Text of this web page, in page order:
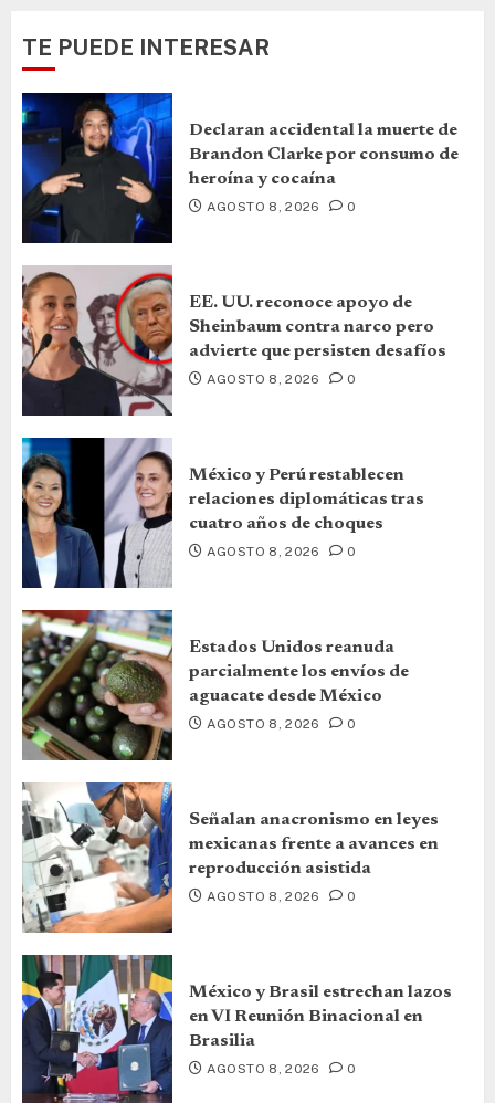
TE PUEDE INTERESAR
Declaran accidental la muerte de
Brandon Clarke por consumo de
heroína y cocaína
AGOSTO 8, 2026 0
EE. UU. reconoce apoyo de
Sheinbaum contra narco pero
advierte que persisten desafíos
AGOSTO 8, 2026 0
México y Perú restablecen
relaciones diplomáticas tras
cuatro años de choques
AGOSTO 8, 2026 0
Estados Unidos reanuda
parcialmente los envíos de
aguacate desde México
AGOSTO 8, 2026 0
Señalan anacronismo en leyes
mexicanas frente a avances en
reproducción asistida
AGOSTO 8, 2026 0
México y Brasil estrechan lazos
en VI Reunión Binacional en
Brasilia
AGOSTO 8, 2026 0